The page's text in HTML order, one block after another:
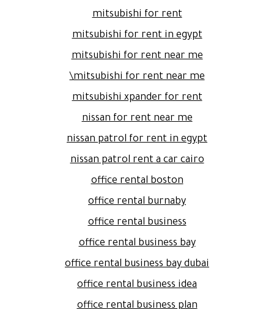
mitsubishi for rent
mitsubishi for rent in egypt
mitsubishi for rent near me
mitsubishi for rent near me\
mitsubishi xpander for rent
nissan for rent near me
nissan patrol for rent in egypt
nissan patrol rent a car cairo
office rental boston
office rental burnaby
office rental business
office rental business bay
office rental business bay dubai
office rental business idea
office rental business plan